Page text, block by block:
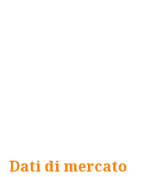
Dati di mercato